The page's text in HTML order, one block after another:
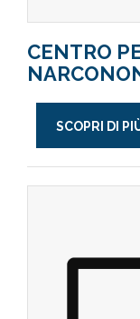
CENTRO
SCOPRI DI